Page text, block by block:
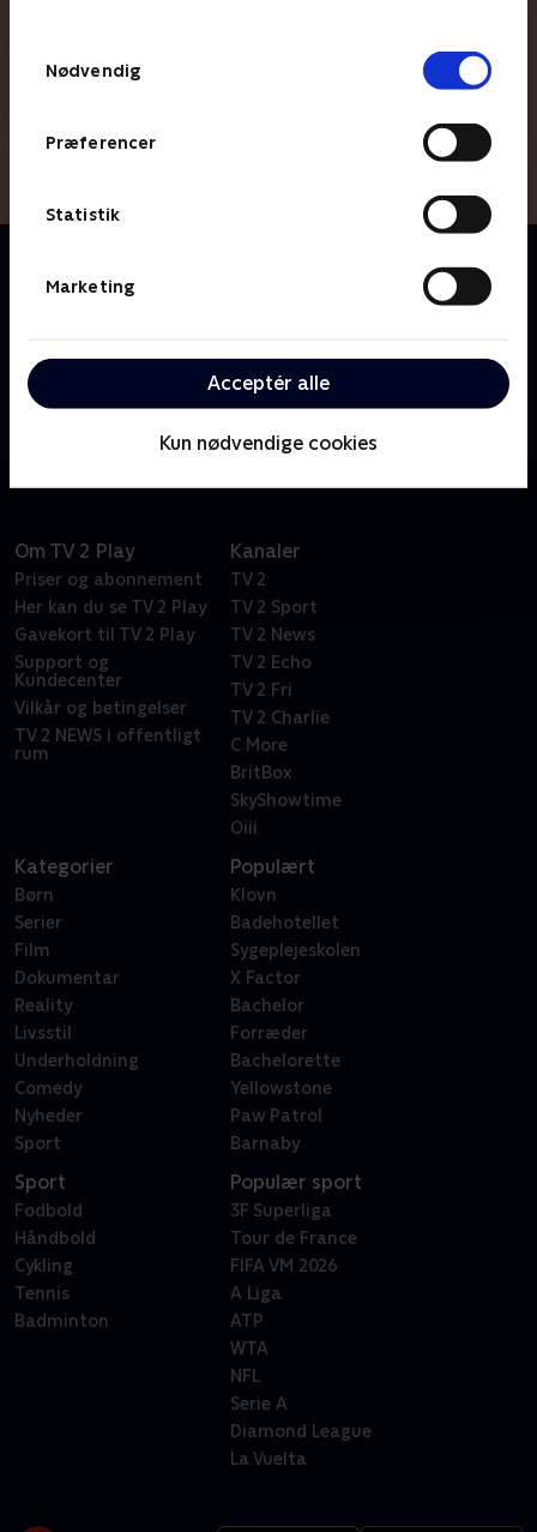
Nødvendig
Præferencer
Statistik
Marketing
Acceptér alle
Kun nødvendige cookies
Tidligere seniorkorrespondent Kirsten Birgit Schiøtz
for at se nærmere på den voksende danske
vinproduktion. Mens Rasmus går tæt på danskerne,
Om TV 2 Play
Priser og abonnement
Her kan du se TV 2 Play
Gavekort til TV 2 Play
Support og
Kundecenter
Vilkår og betingelser
TV 2 NEWS i offentligt
rum
Kanaler
TV 2
TV 2 Sport
TV 2 News
TV 2 Echo
TV 2 Fri
TV 2 Charlie
C More
BritBox
SkyShowtime
Oiii
Kategorier
Børn
Serier
Film
Dokumentar
Reality
Livsstil
Underholdning
Comedy
Nyheder
Sport
Populært
Klovn
Badehotellet
Sygeplejeskolen
X Factor
Bachelor
Forræder
Bachelorette
Yellowstone
Paw Patrol
Barnaby
Sport
Fodbold
Håndbold
Cykling
Tennis
Badminton
Populær sport
3F Superliga
Tour de France
FIFA VM 2026
A Liga
ATP
WTA
NFL
Serie A
Diamond League
La Vuelta